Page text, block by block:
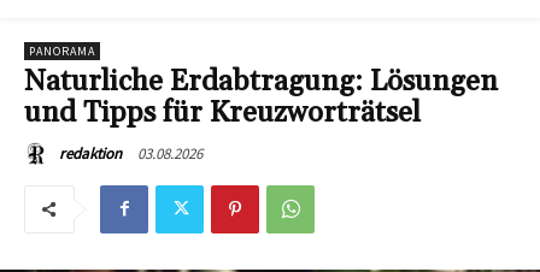
PANORAMA
Naturliche Erdabtragung: Lösungen
und Tipps für Kreuzworträtsel
redaktion 03.08.2026